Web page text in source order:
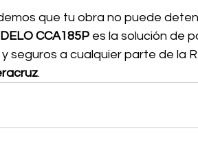
que tu obra no puede
CCA185P es la solución de
seguros a cualquier parte de la
.